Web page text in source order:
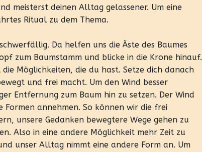
meisterst deinen Alltag gelassener. Um eine
Ritual zu dem Thema.
Da helfen uns die Äste des Baumes
zum Baumstamm und blicke in die Krone hinauf.
Möglichkeiten, die du hast. Setze dich danach
und frei macht. Um den Wind besser
Entfernung zum Baum hin zu setzen. Der Wind
annehmen. So können wir die frei
unsere Gedanken bewegtere Wege gehen zu
Also in eine andere Möglichkeit mehr Zeit zu
unser Alltag nimmt eine andere Form an. Um